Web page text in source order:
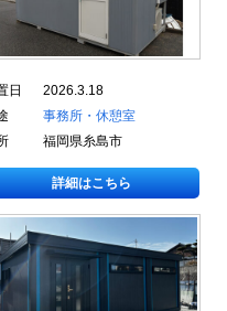
日
2026.3.18
事務所・休憩室
福岡県糸島市
詳細はこちら